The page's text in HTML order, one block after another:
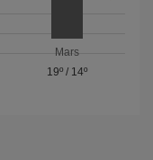
Mars
19º / 14º